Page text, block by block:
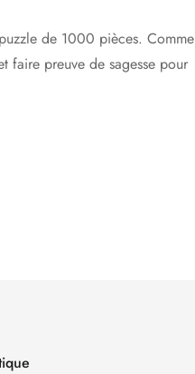
de 1000 pièces. Comme
faire preuve de sagesse pour